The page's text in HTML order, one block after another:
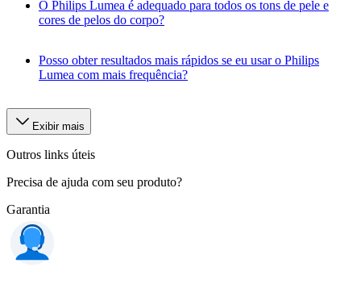
O Philips Lumea é adequado para todos os tons de pele e
cores de pelos do corpo?
Posso obter resultados mais rápidos se eu usar o Philips
Lumea com mais frequência?
Exibir mais
Outros links úteis
Precisa de ajuda com seu produto?
Garantia